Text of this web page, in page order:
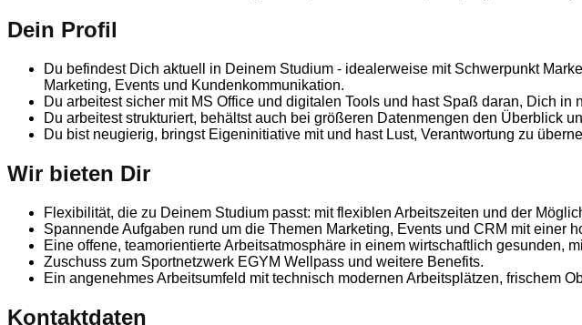
Dein Profil
Du befindest Dich aktuell in Deinem Studium - idealerweise mit Schwerpunkt
Marketing, Events und Kundenkommunikation.
Du arbeitest sicher mit MS Office und digitalen Tools und hast Spaß daran, Dich in
Du arbeitest strukturiert, behältst auch bei größeren Datenmengen den Überblick
Du bist neugierig, bringst Eigeninitiative mit und hast Lust, Verantwortung zu
Wir bieten Dir
Flexibilität, die zu Deinem Studium passt: mit flexiblen Arbeitszeiten und der
Spannende Aufgaben rund um die Themen Marketing, Events und CRM mit einer
Eine offene, teamorientierte Arbeitsatmosphäre in einem wirtschaftlich gesunden,
Zuschuss zum Sportnetzwerk EGYM Wellpass und weitere Benefits.
Ein angenehmes Arbeitsumfeld mit technisch modernen Arbeitsplätzen, frischem
Kontaktdaten